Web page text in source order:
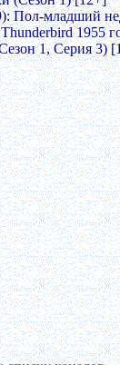
Пол-младший
1955
1, Серия 3)